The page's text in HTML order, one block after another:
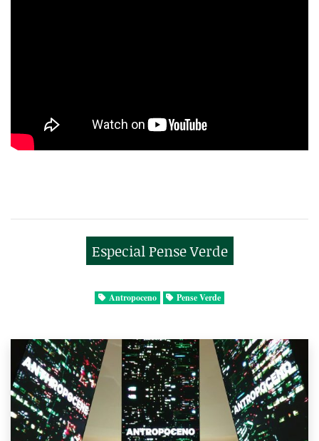
Especial Pense Verde
Antropoceno Pense Verde